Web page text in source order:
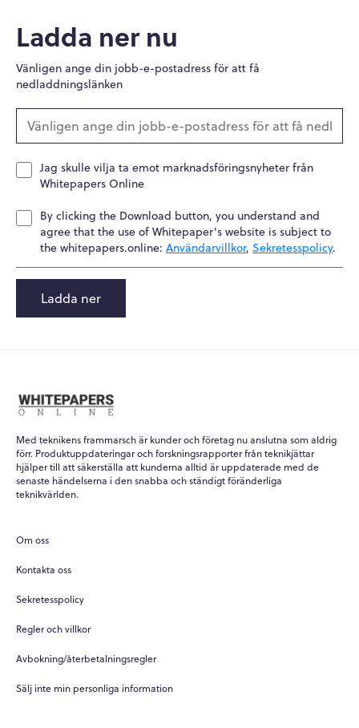
Ladda ner nu
Vänligen ange din jobb-e-postadress för att få
nedladdningslänken
Jag skulle vilja ta emot marknadsföringsnyheter från
Whitepapers Online
By clicking the Download button, you understand and
agree that the use of Whitepaper's website is subject to
the whitepapers.online: Användarvillkor, Sekretesspolicy.
Ladda ner
Med teknikens frammarsch är kunder och företag nu anslutna som aldrig
förr. Produktuppdateringar och forskningsrapporter från teknikjättar
hjälper till att säkerställa att kunderna alltid är uppdaterade med de
senaste händelserna i den snabba och ständigt föränderliga
teknikvärlden.
Om oss
Kontakta oss
Sekretesspolicy
Regler och villkor
Avbokning/återbetalningsregler
Sälj inte min personliga information